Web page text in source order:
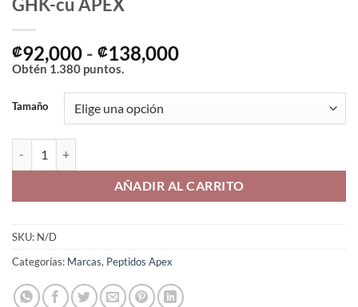
₡92,000 - ₡138,000Rango
precios:
₡92,000
₡138,000
Obtén 1.380 puntos.
Tamaño
AÑADIR AL CARRITO
SKU: N/D
Categorías: Marcas, Peptidos Apex